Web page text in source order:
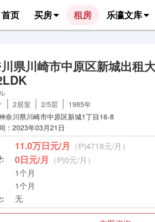
首页 买房 租房 乐瀛文库
県川崎市中原区新城出租
2居室 2/5层
1985年
奈川県川崎市中原区新城1丁目16-8
：2023年03月21日
11.0万日元/月 （约4718元/月）
0日元/月 （约0元/月）
1个月
1个月
无